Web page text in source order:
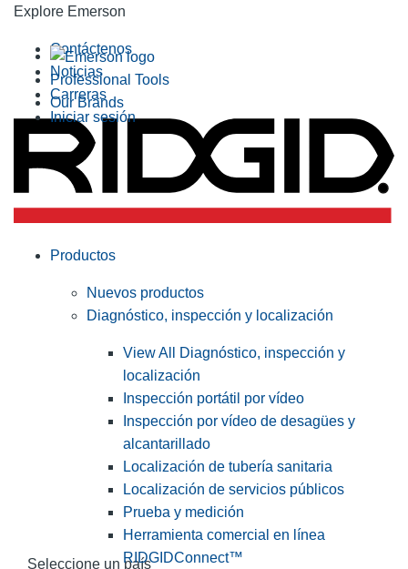
Explore Emerson
Professional Tools
Our Brands
Contáctenos
Noticias
Carreras
Iniciar sesión
Seleccione un país
Productos
Nuevos productos
Diagnóstico, inspección y localización
View All Diagnóstico, inspección y
localización
Inspección portátil por vídeo
Inspección por vídeo de desagües y
alcantarillado
Localización de tubería sanitaria
Localización de servicios públicos
Prueba y medición
Herramienta comercial en línea
RIDGIDConnect™